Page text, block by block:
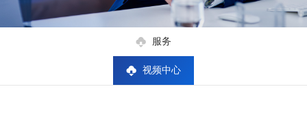
服务
视频中心